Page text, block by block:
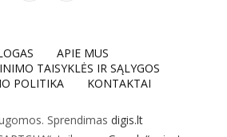
APIE MUS
TAISYKLĖS IR SĄLYGOS
POLITIKA
KONTAKTAI
Sprendimas digis.lt